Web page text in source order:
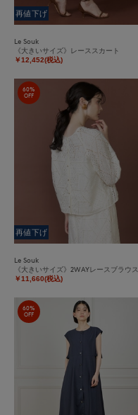
再値下げ
Le Souk
《大きいサイズ》レーススカート
￥12,452(税込)
60%
OFF
再値下げ
Le Souk
《大きいサイズ》2WAYレースブラウス
￥11,660(税込)
60%
OFF